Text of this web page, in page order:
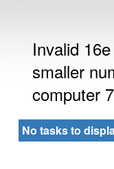
Invalid
smaller
computer
No tasks to